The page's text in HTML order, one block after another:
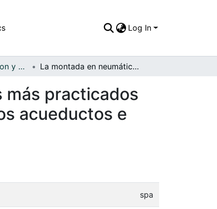
Log In
APFFVC - Recreacion y Paseo - Patrimonial La montada en neumático es uno de los deportes más practicados en las corrientes de agua que se canalizan para los acueductos e hidroeléctricas
más practicados
acueductos e
spa